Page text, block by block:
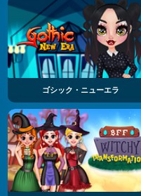
ゴシック・ニューエラ